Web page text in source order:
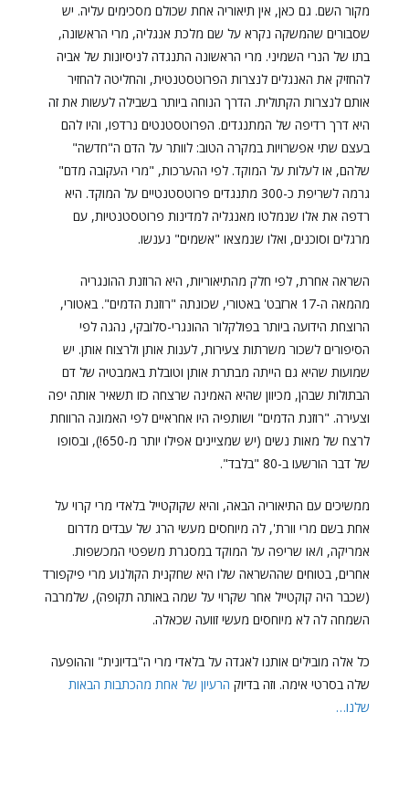
מקור השם. גם כאן, אין תיאוריה אחת שכולם מסכימים עליה. יש
שסבורים שהמשקה נקרא על שם מלכת אנגליה, מרי הראשונה,
בתו של הנרי השמיני. מרי הראשונה התנגדה לניסיונות של אביה
להחזיק את האנגלים לנצרות הפרוטסטנטית, והחליטה להחזיר
אותם לנצרות הקתולית. הדרך הנוחה ביותר בשבילה לעשות את זה
היא דרך רדיפה של המתנגדים. הפרוטסטנטים נרדפו, והיו להם
בעצם שתי אפשרויות במקרה הטוב: לוותר על הדם ה"חדשה"
שלהם, או לעלות על המוקד. לפי ההערכות, "מרי העקובה מדם"
גרמה לשריפת כ-300 מתנגדים פרוטסטנטיים על המוקד. היא
רדפה את אלו שנמלטו מאנגליה למדינות פרוטסטנטיות, עם
מרגלים וסוכנים, ואלו שנמצאו "אשמים" נענשו.
השראה אחרת, לפי חלק מהתיאוריות, היא הרוזנת ההונגריה
מהמאה ה-17 ארזבט' באטורי, שכונתה "רוזנת הדמים". באטורי,
הרוצחת הידועה ביותר בפולקלור ההונגרי-סלובקי, נהגה לפי
הסיפורים לשכור משרתות צעירות, לענות אותן ולרצוח אותן. יש
שמועות שהיא גם הייתה מבתרת אותן וטובלת באמבטיה של דם
הבתולות שבהן, מכיוון שהיא האמינה שרצחה כזו תשאיר אותה יפה
וצעירה. "רוזנת הדמים" ושותפיה היו אחראיים לפי האמונה הרווחת
לרצח של מאות נשים (יש שמציינים אפילו יותר מ-650!), ובסופו
של דבר הורשעו ב-80 "בלבד".
ממשיכים עם התיאוריה הבאה, והיא שקוקטייל בלאדי מרי קרוי על
אחת בשם מרי וורת', לה מיוחסים מעשי הרג של עבדים מדרום
אמריקה, ו/או שריפה על המוקד במסגרת משפטי המכשפות.
אחרים, בטוחים שההשראה שלו היא שחקנית הקולנוע מרי פיקפורד
(שכבר היה קוקטייל אחר שקרוי על שמה באותה תקופה), שלמרבה
השמחה לה לא מיוחסים מעשי זוועה שכאלה.
כל אלה מובילים אותנו לאגדה על בלאדי מרי ה"בדיונית" וההופעה
שלה בסרטי אימה. וזה בדיוקהרעיון של אחת מהכתבות הבאות
שלנו…